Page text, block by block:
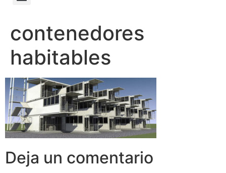
contenedores
habitables
Deja un comentario